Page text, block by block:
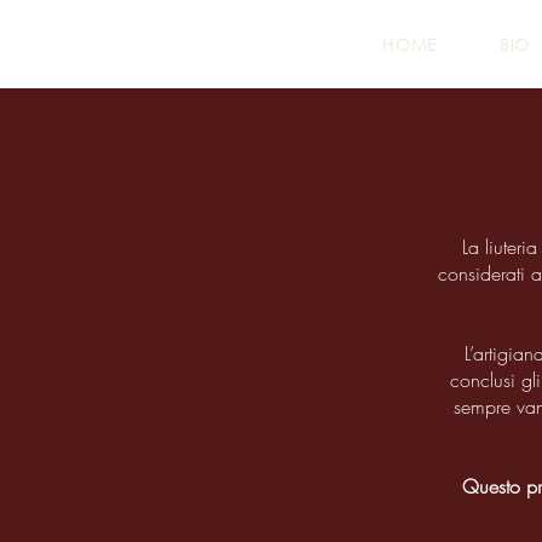
HOME BIO
La
considerati
conclusi
sempre
Questo